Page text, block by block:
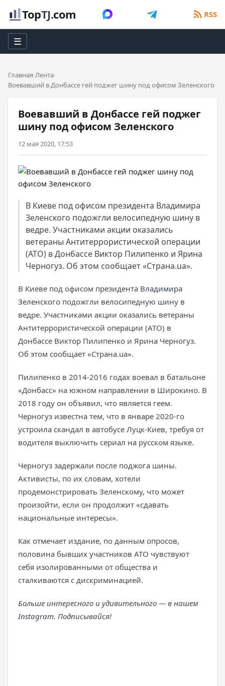
TopTJ.com RSS
☰
Главная Лента
Воевавший в Донбассе гей поджег шину под офисом Зеленского
Воевавший в Донбассе гей поджег
шину под офисом Зеленского
12 мая 2020, 17:53
В Киеве под офисом президента Владимира
Зеленского подожгли велосипедную шину в
ведре. Участниками акции оказались
ветераны Антитеррористической операции
(АТО) в Донбассе Виктор Пилипенко и Ярина
Черногуз. Об этом сообщает «Страна.ua».
В Киеве под офисом президента Владимира
Зеленского подожгли велосипедную шину в
ведре. Участниками акции оказались ветераны
Антитеррористической операции (АТО) в
Донбассе Виктор Пилипенко и Ярина Черногуз.
Об этом сообщает «Страна.ua».
Пилипенко в 2014-2016 годах воевал в батальоне
«Донбасс» на южном направлении в Широкино. В
2018 году он объявил, что является геем.
Черногуз известна тем, что в январе 2020-го
устроила скандал в автобусе Луцк-Киев, требуя от
водителя выключить сериал на русском языке.
Черногуз задержали после поджога шины.
Активисты, по их словам, хотели
продемонстрировать Зеленскому, что может
произойти, если он продолжит «сдавать
национальные интересы».
Как отмечает издание, по данным опросов,
половина бывших участников АТО чувствуют
себя изолированными от общества и
сталкиваются с дискриминацией.
Больше интересного и удивительного — в нашем
Instagram. Подписывайся!